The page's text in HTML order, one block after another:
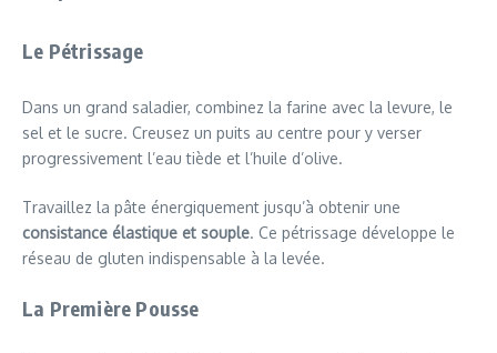
Le Pétrissage
Dans un grand saladier, combinez la farine avec la levure, le
sel et le sucre. Creusez un puits au centre pour y verser
progressivement l’eau tiède et l’huile d’olive.
Travaillez la pâte énergiquement jusqu’à obtenir une
consistance élastique et souple. Ce pétrissage développe le
réseau de gluten indispensable à la levée.
La Première Pousse